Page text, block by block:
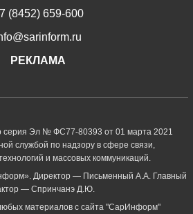
(8452) 659-600
РЕКЛАМА
серия Эл № ФС77-80393 от 01 марта 2021
службой по надзору в сфере связи,
и массовых коммуникаций.
Директор — Письменный А.А. Главный
— Спринчанэ Д.Ю.
материалов с сайта "СарИнформ"